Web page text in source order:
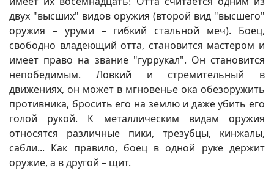
двух "высших" видов оружия (второй вид "высшего"
оружия – уруми – гибкий стальной меч). Боец,
свободно владеющий отта, становится мастером и
имеет право на звание "гуррукал". Он становится
непобедимым. Ловкий и стремительный в
движениях, он может в мгновенье ока обезоружить
противника, бросить его на землю и даже убить его
голой рукой. К металлическим видам оружия
относятся различные пики, трезубцы, кинжалы,
сабли... Как правило, боец в одной руке держит
оружие, а в другой – щит.